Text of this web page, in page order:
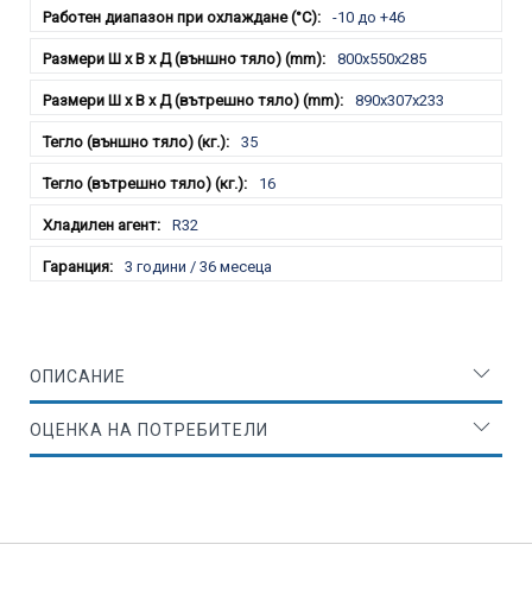
-10 до +46
800x550x285
890x307x233
35
16
R32
3 години / 36 месеца
ОПИСАНИЕ
ОЦЕНКА НА ПОТРЕБИТЕЛИ